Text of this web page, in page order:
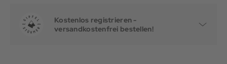
Kostenlos registrieren -
versandkostenfrei bestellen!